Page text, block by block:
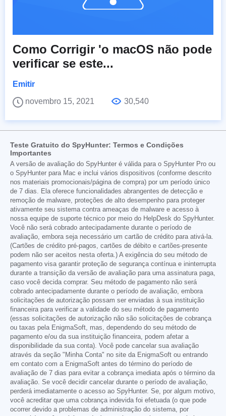
Como Corrigir 'o macOS não pode
verificar se este...
Emitir
novembro 15, 2021
30,540
Teste Gratuito do SpyHunter: Termos e Condições
Importantes
A versão de avaliação do SpyHunter é válida para o SpyHunter Pro ou
o SpyHunter para Mac e inclui vários dispositivos (conforme descrito
nos materiais promocionais/página de compra) por um período único
de 7 dias. Ela oferece funcionalidades abrangentes de detecção e
remoção de malware, proteções de alto desempenho para proteger
ativamente seu sistema contra ameaças de malware e acesso à
nossa equipe de suporte técnico por meio do HelpDesk do SpyHunter.
Você não será cobrado antecipadamente durante o período de
avaliação, embora seja necessário um cartão de crédito para ativá-la.
(Cartões de crédito pré-pagos, cartões de débito e cartões-presente
podem não ser aceitos nesta oferta.) A exigência do seu método de
pagamento visa garantir proteção de segurança contínua e ininterrupta
durante a transição da versão de avaliação para uma assinatura paga,
caso você decida comprar. Seu método de pagamento não será
cobrado antecipadamente durante o período de avaliação, embora
solicitações de autorização possam ser enviadas à sua instituição
financeira para verificar a validade do seu método de pagamento
(essas solicitações de autorização não são solicitações de cobrança
ou taxas pela EnigmaSoft, mas, dependendo do seu método de
pagamento e/ou da sua instituição financeira, podem afetar a
disponibilidade da sua conta). Você pode cancelar sua avaliação
através da seção "Minha Conta" no site da EnigmaSoft ou entrando
em contato com a EnigmaSoft antes do término do período de
avaliação de 7 dias para evitar a cobrança imediata após o término da
avaliação. Se você decidir cancelar durante o período de avaliação,
perderá imediatamente o acesso ao SpyHunter. Se, por algum motivo,
você acreditar que uma cobrança indevida foi efetuada (o que pode
ocorrer devido a problemas de administração do sistema, por